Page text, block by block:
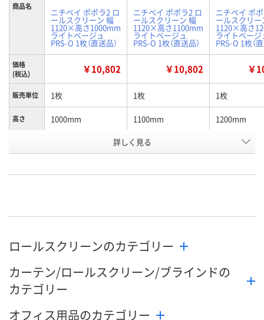
商品名
ニチベイ ポポラ2 ロ
ールスクリーン 幅
1120×高さ1000mm
ライトベージュ
PRS-O 1枚（直送品）
ニチベイ ポポラ2 ロ
ールスクリーン 幅
1120×高さ1100mm
ライトベージュ
PRS-O 1枚（直送品）
ニチベイ ポ
ールスクリー
1120×高さ
ライトベージ
PRS-O 1枚（
価格
(税込)
￥10,802 ￥10,802 ￥
販売単位 1枚 1枚 1枚
高さ 1000mm 1100mm 1200mm
P832634 P832636
カゴへ カゴへ
詳しく見る
ロールスクリーンのカテゴリー
カーテン/ロールスクリーン/ブラインドの
カテゴリー
オフィス用品のカテゴリー